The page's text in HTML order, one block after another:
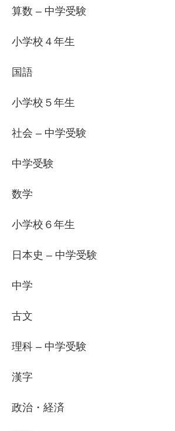
算数 – 中学受験
小学校４年生
国語
小学校５年生
社会 – 中学受験
中学受験
数学
小学校６年生
日本史 – 中学受験
中学
古文
理科 – 中学受験
漢字
政治・経済